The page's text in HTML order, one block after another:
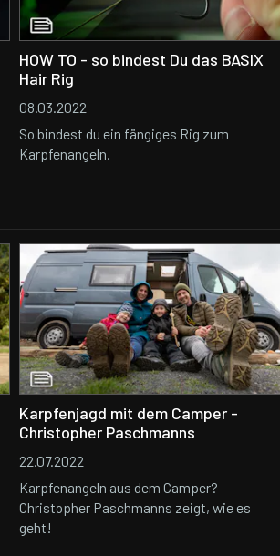
HOW TO - so bindest Du das BASIX
Hair Rig
08.03.2022
So bindest du ein fängiges Rig zum
Karpfenangeln.
Karpfenjagd mit dem Camper -
Christopher Paschmanns
22.07.2022
Karpfenangeln aus dem Camper?
Christopher Paschmanns zeigt, wie es
geht!